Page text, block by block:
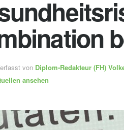
von Diplom-Redakteur (FH)
ansehen